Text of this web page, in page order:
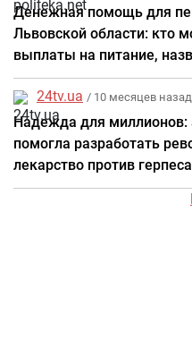
Денежная помощь для
Львовской области: кто
выплаты на питание,
категории
24tv.ua / 10 месяцев назад
Надежда для миллионов:
помогла разработать
лекарство против герпеса